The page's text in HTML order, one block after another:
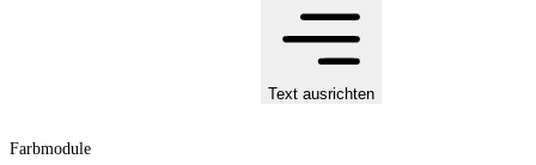
Text ausrichten
Farbmodule